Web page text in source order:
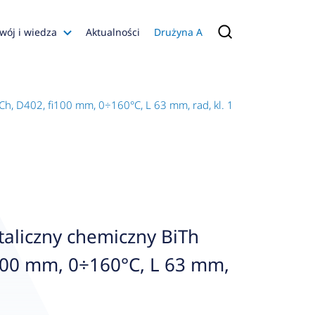
i wiedza
Konfiguratory
Aktualności Drużyna A
D402, fi100 mm, 0÷160°C, L 63 mm, rad, kl. 1
chemiczny BiTh
mm, 0÷160°C, L 63 mm,